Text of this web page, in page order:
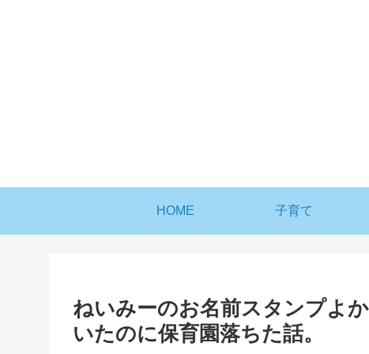
HOME 子育て
ねいみーのお名前スタンプよ
いたのに保育園落ちた話。